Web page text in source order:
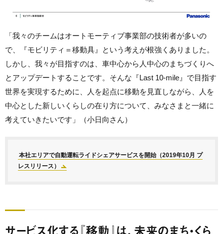
「我々のチームはオートモーティブ事業部の技術者が多いの
で、『モビリティ＝移動具』という考えが根強くありました。
しかし、我々が目指すのは、車中心から人中心のまちづくりへ
とアップデートすることです。そんな『Last 10-mile』で目指す
世界を実現するために、人を起点に移動を見直しながら、人を
中心とした新しいくらしの在り方について、みなさまと一緒に
考えていきたいです」（小日向さん）
本社エリアで自動運転ライドシェアサービスを開始（2019年10月 プ
レスリリース）
サービス化する『移動』は、未来のまち・くら